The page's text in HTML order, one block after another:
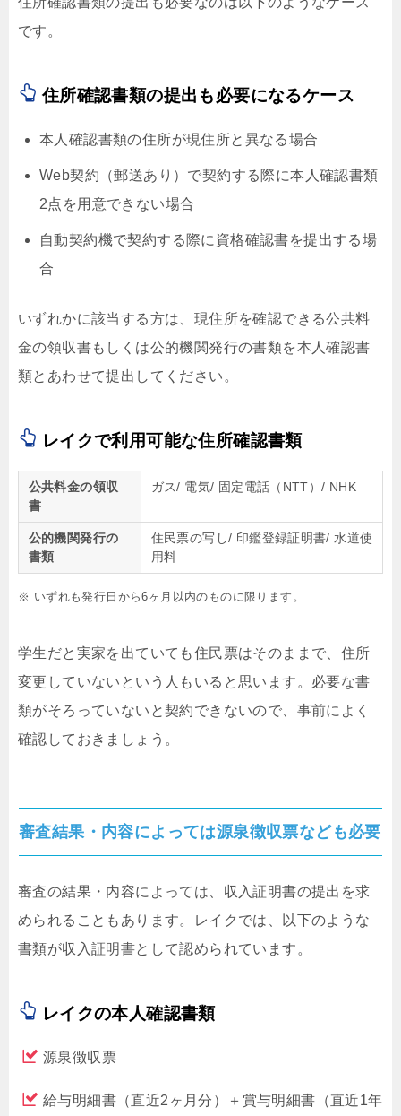
です。
住所確認書類の提出も必要になるケース
本人確認書類の住所が現住所と異なる場合
Web契約（郵送あり）で契約する際に本人確認書類
2点を用意できない場合
自動契約機で契約する際に資格確認書を提出する場
合
いずれかに該当する方は、現住所を確認できる公共料
金の領収書もしくは公的機関発行の書類を本人確認書
類とあわせて提出してください。
レイクで利用可能な住所確認書類
公共料金の領収
書
ガス/ 電気/ 固定電話（NTT）/ NHK
公的機関発行の
書類
住民票の写し/ 印鑑登録証明書/ 水道使
用料
※ いずれも発行日から6ヶ月以内のものに限ります。
学生だと実家を出ていても住民票はそのままで、住所
変更していないという人もいると思います。必要な書
類がそろっていないと契約できないので、事前によく
確認しておきましょう。
審査結果・内容によっては源泉徴収票なども必要
審査の結果・内容によっては、収入証明書の提出を求
められることもあります。レイクでは、以下のような
書類が収入証明書として認められています。
レイクの本人確認書類
源泉徴収票
給与明細書（直近2ヶ月分）＋賞与明細書（直近1年